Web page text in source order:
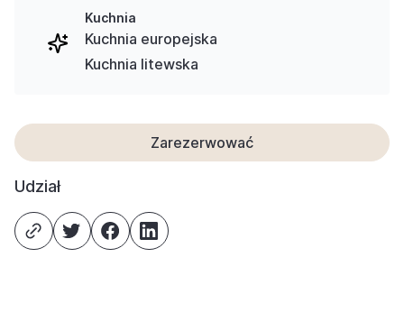
Kuchnia
Kuchnia europejska
Kuchnia litewska
Zarezerwować
Udział